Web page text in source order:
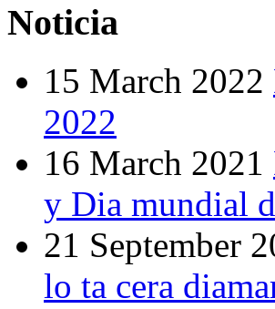
Noticia
15 March 2022
2022
16 March 2021
y Dia mundial
21 September
lo ta cera